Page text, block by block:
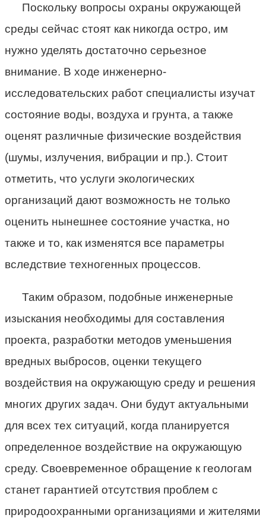
Поскольку вопросы охраны окружающей
среды сейчас стоят как никогда остро, им
нужно уделять достаточно серьезное
внимание. В ходе инженерно-
исследовательских работ специалисты изучат
состояние воды, воздуха и грунта, а также
оценят различные физические воздействия
(шумы, излучения, вибрации и пр.). Стоит
отметить, что услуги экологических
организаций дают возможность не только
оценить нынешнее состояние участка, но
также и то, как изменятся все параметры
вследствие техногенных процессов.
Таким образом, подобные инженерные
изыскания необходимы для составления
проекта, разработки методов уменьшения
вредных выбросов, оценки текущего
воздействия на окружающую среду и решения
многих других задач. Они будут актуальными
для всех тех ситуаций, когда планируется
определенное воздействие на окружающую
среду. Своевременное обращение к геологам
станет гарантией отсутствия проблем с
природоохранными организациями и жителями